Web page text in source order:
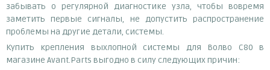
забывать о регулярной диагностике узла, чтобы вовремя
заметить первые сигналы, не допустить распространение
проблемы на другие детали, системы.
Купить крепления выхлопной системы для Волво С80 в
магазине Avant.Parts выгодно в силу следующих причин: